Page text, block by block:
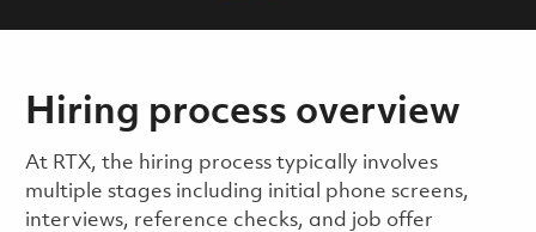
Hiring process overview
​​​​At RTX, the hiring process typically involves
multiple stages including initial phone screens,
interviews, reference checks, and job offer